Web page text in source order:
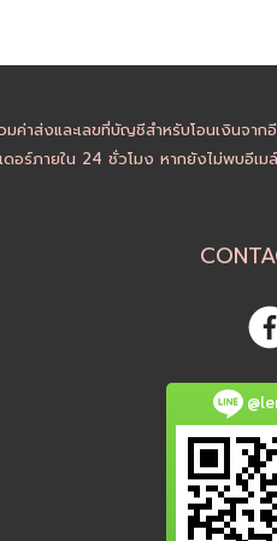
มค่าส่งและเลขที่บัญชีสำหรับโอนเงินจ
ดอร์ภายใน 24 ชั่วโมง หากยังไม่พบอี